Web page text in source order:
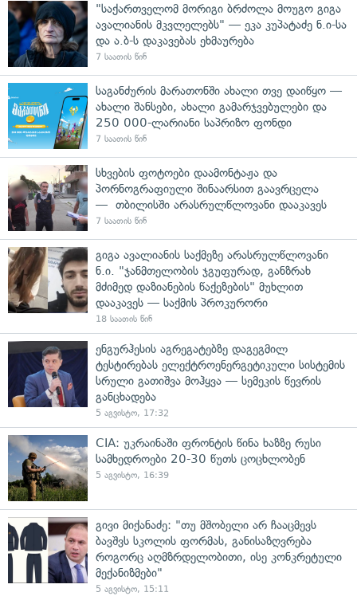
"საქართველომ მორიგი ბრძოლა მოუგო გიგა
ავალიანის მკვლელებს" — ეკა კუპატაძე ნ.ი-სა
და ა.ბ-ს დაკავებას ეხმაურება
7 საათის წინ
საგანძურის მარათონში ახალი თვე დაიწყო —
ახალი შანსები, ახალი გამარჯვებულები და
250 000-ლარიანი საპრიზო ფონდი
7 საათის წინ
სხვების ფოტოები დაამონტაჟა და
პორნოგრაფიული შინაარსით გაავრცელა
— თბილისში არასრულწლოვანი დააკავეს
7 საათის წინ
გიგა ავალიანის საქმეზე არასრულწლოვანი
ნ.ი. "ჯანმთელობის ჯგუფურად, განზრახ
მძიმედ დაზიანების წაქეზების" მუხლით
დააკავეს — საქმის პროკურორი
18 საათის წინ
ენგურჰესის აგრეგატებზე დაგეგმილ
ტესტირებას ელექტროენერგეტიკული სისტემის
სრული გათიშვა მოჰყვა — სემეკის წევრის
განცხადება
5 აგვისტო, 17:32
CIA: უკრაინაში ფრონტის წინა ხაზზე რუსი
სამხედროები 20-30 წუთს ცოცხლობენ
5 აგვისტო, 16:39
გივი მიქანაძე: "თუ მშობელი არ ჩააცმევს
ბავშვს სკოლის ფორმას, განისაზღვრება
როგორც აღმზრდელობითი, ისე კონკრეტული
მექანიზმები"
5 აგვისტო, 15:11